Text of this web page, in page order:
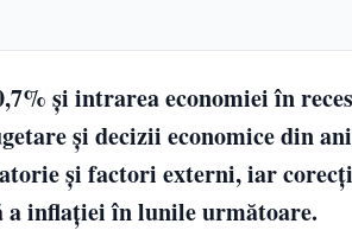
și intrarea economiei în
și decizii economice din
și factori externi, iar
a inflației în lunile următoare.